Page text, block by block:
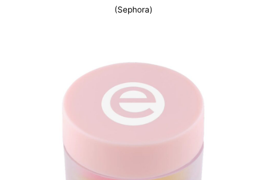
(Sephora)